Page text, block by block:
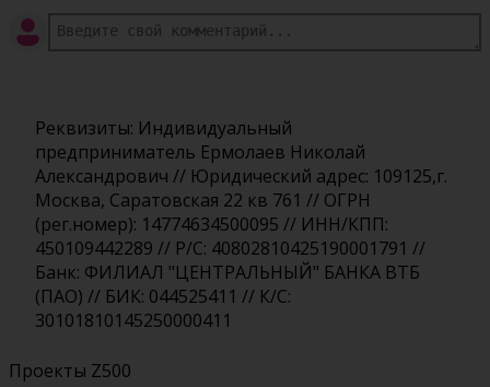
Реквизиты: Индивидуальный
предприниматель Ермолаев Николай
Александрович // Юридический адрес: 109125,г.
Москва, Саратовская 22 кв 761 // ОГРН
(рег.номер): 14774634500095 // ИНН/КПП:
450109442289 // Р/С: 40802810425190001791 //
Банк: ФИЛИАЛ "ЦЕНТРАЛЬНЫЙ" БАНКА ВТБ
(ПАО) // БИК: 044525411 // К/С:
30101810145250000411
Проекты Z500